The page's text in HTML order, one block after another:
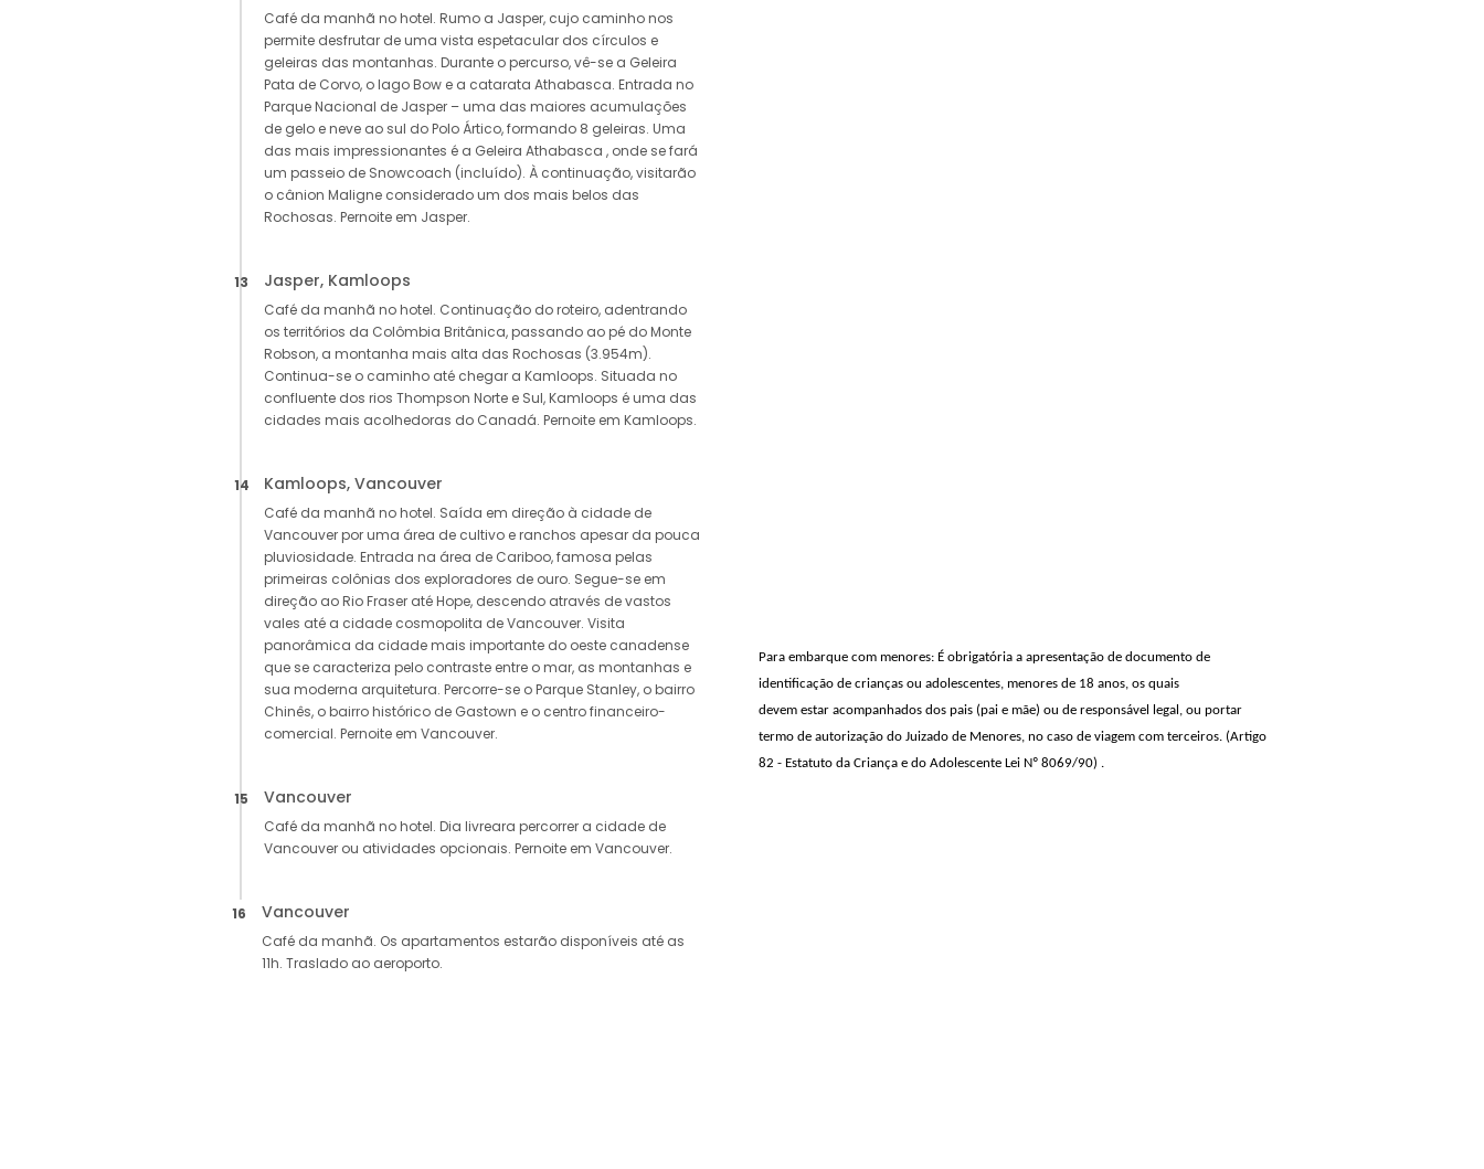
Café da manhã no hotel. Rumo a Jasper, cujo caminho nos
permite desfrutar de uma vista espetacular dos círculos e
geleiras das montanhas. Durante o percurso, vê-se a Geleira
Pata de Corvo, o lago Bow e a catarata Athabasca. Entrada no
Parque Nacional de Jasper – uma das maiores acumulações
de gelo e neve ao sul do Polo Ártico, formando 8 geleiras. Uma
das mais impressionantes é a Geleira Athabasca , onde se fará
um passeio de Snowcoach (incluído). À continuação, visitarão
o cânion Maligne considerado um dos mais belos das
Rochosas. Pernoite em Jasper.
13 Jasper, Kamloops
Café da manhã no hotel. Continuação do roteiro, adentrando
os territórios da Colômbia Britânica, passando ao pé do Monte
Robson, a montanha mais alta das Rochosas (3.954m).
Continua-se o caminho até chegar a Kamloops. Situada no
confluente dos rios Thompson Norte e Sul, Kamloops é uma das
cidades mais acolhedoras do Canadá. Pernoite em Kamloops.
14 Kamloops, Vancouver
Café da manhã no hotel. Saída em direção à cidade de
Vancouver por uma área de cultivo e ranchos apesar da pouca
pluviosidade. Entrada na área de Cariboo, famosa pelas
primeiras colônias dos exploradores de ouro. Segue-se em
direção ao Rio Fraser até Hope, descendo através de vastos
vales até a cidade cosmopolita de Vancouver. Visita
panorâmica da cidade mais importante do oeste canadense
que se caracteriza pelo contraste entre o mar, as montanhas e
sua moderna arquitetura. Percorre-se o Parque Stanley, o bairro
Chinês, o bairro histórico de Gastown e o centro financeiro-
comercial. Pernoite em Vancouver.
15 Vancouver
Café da manhã no hotel. Dia livreara percorrer a cidade de
Vancouver ou atividades opcionais. Pernoite em Vancouver.
16 Vancouver
Café da manhã. Os apartamentos estarão disponíveis até as
11h. Traslado ao aeroporto.
Para embarque com menores: É obrigatória a apresentação de documento de
identificação de crianças ou adolescentes, menores de 18 anos, os quais
devem estar acompanhados dos pais (pai e mãe) ou de responsável legal, ou portar
termo de autorização do Juizado de Menores, no caso de viagem com terceiros. (Artigo
82 - Estatuto da Criança e do Adolescente Lei Nº 8069/90) .